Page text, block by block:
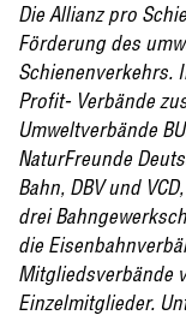
Die Allianz pro
Förderung des
Schienenverkehrs.
Profit- Verbände
Umweltverbände
NaturFreunde
Bahn, DBV und
drei
die
Mitgliedsverbände
Einzelmitglieder.